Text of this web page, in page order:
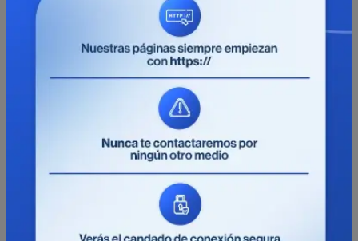
sólida.
Canales y tubos:Se adapta a la construcción
de canales y tubos, proporcionando refuerzo
Puentes y pisos industriales:
construcción de puentes y pisos industriales
para resistencia y durabilidad.
Losas y muros prefabricados:
fabricación de losas y muros prefabricados,